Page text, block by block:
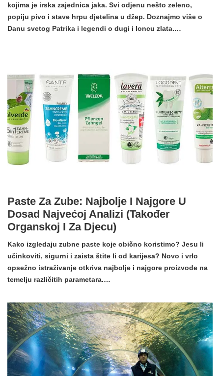
kojima je irska zajednica jaka. Svi odjenu nešto zeleno,
popiju pivo i stave hrpu djetelina u džep. Doznajmo više o
Danu svetog Patrika i legendi o dugi i loncu zlata.…
Paste Za Zube: Najbolje I Najgore U
Dosad Najvećoj Analizi (također
Organskoj I Za Djecu)
Kako izgledaju zubne paste koje obično koristimo? Jesu li
učinkoviti, sigurni i zaista štite li od karijesa? Novo i vrlo
opsežno istraživanje otkriva najbolje i najgore proizvode na
temelju različitih parametara.…